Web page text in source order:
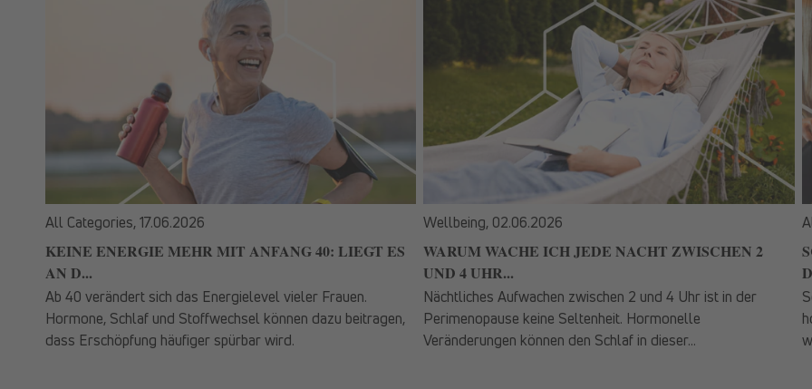
All Categories,17.06.2026
KEINE ENERGIE MEHR MIT ANFANG 40: LIEGT ES
AN D...
Ab 40 verändert sich das Energielevel vieler Frauen.
Hormone, Schlaf und Stoffwechsel können dazu beitragen,
dass Erschöpfung häufiger spürbar wird.
Wellbeing, 02.06.2026
WARUM WACHE ICH JEDE NACHT ZWISCHEN 2
UND 4 UHR...
Nächtliches Aufwachen zwischen 2 und 4 Uhr ist in der
Perimenopause keine Seltenheit. Hormonelle
Veränderungen können den Schlaf in dieser...